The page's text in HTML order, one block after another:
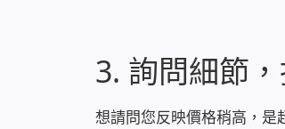
3. 詢問細節
想請問您反映價格稍高，是